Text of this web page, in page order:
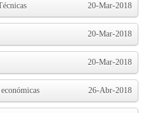
20-Mar-2018
20-Mar-2018
20-Mar-2018
26-Abr-2018